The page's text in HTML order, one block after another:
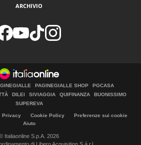
ARCHIVIO
PAGINEGIALLE SHOP
PGCASA
DILEI SIVIAGGIA QUIFINANZA
BUONISSIMO
SUPEREVA
Privacy Cookie Policy
Preferenze sui cookie
Aiuto
Italiaonline S.p.A. 2026